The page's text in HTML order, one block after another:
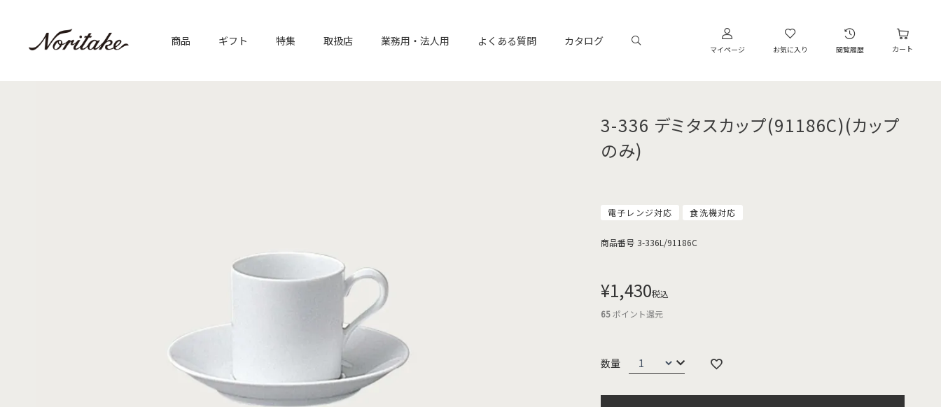
商品 ギフト 特集 取扱店 業務用・法人用 よくある質問 カタログ
マイページ お気に入り 閲覧履歴 カート
3-336 デミタスカップ(91186C)(カップ
のみ)
電子レンジ対応 食洗機対応
商品番号 3-336L/91186C
¥1,430税込
65ポイント還元